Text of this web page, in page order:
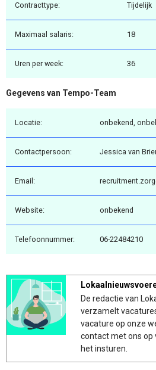
Contracttype: Tijdelijk
Maximaal salaris: 18
Uren per week: 36
Gegevens van Tempo-Team
Locatie: onbekend,
Contactpersoon: Jessica van
Email:
Website: onbekend
Telefoonnummer: 06-22484210
De redactie van
verzamelt
vacature op onze
contact met ons op
het insturen.